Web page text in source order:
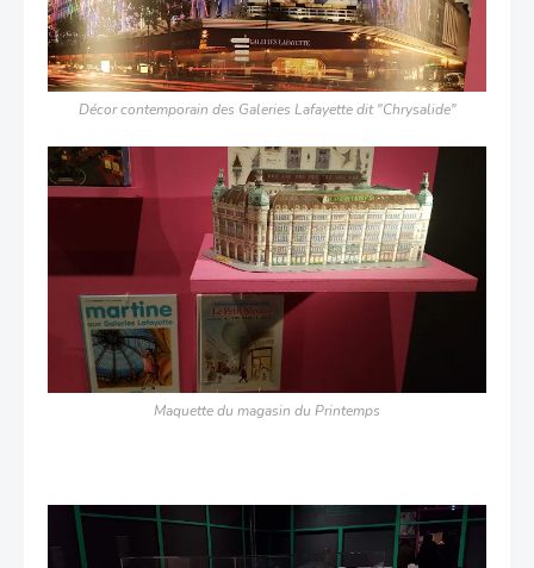
Décor contemporain des Galeries Lafayette dit "Chrysalide"
Maquette du magasin du Printemps